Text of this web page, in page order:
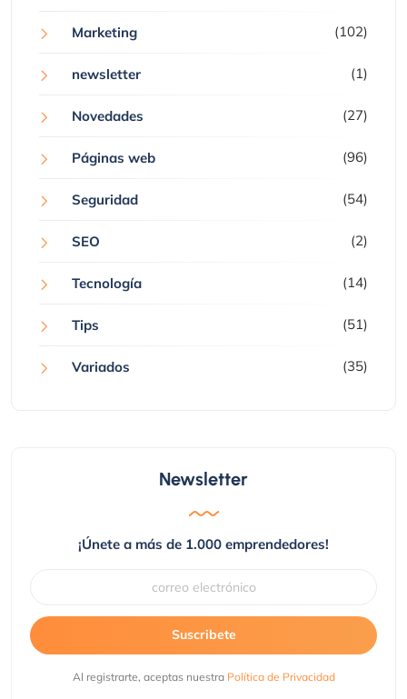
Marketing (102)
newsletter (1)
Novedades (27)
Páginas web (96)
Seguridad (54)
SEO (2)
Tecnología (14)
Tips (51)
Variados (35)
Newsletter
¡Únete a más de 1.000 emprendedores!
Suscribete
Al registrarte, aceptas nuestra Política de Privacidad